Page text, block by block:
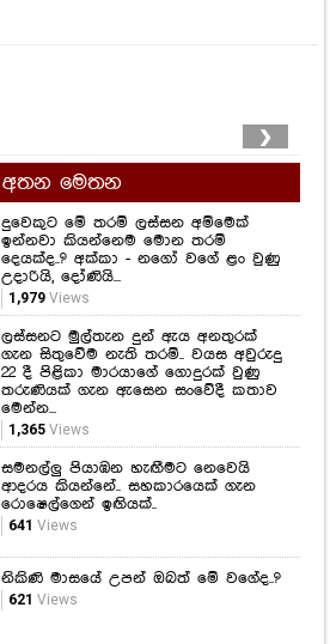
❯
අතන මෙතන
දුවෙකුට මේ තරම් ලස්සන අම්මෙක්
ඉන්නවා කියන්නෙම මොන තරම්
දෙයක්ද..? අක්කා - නගෝ වගේ ළං වුණු
උදාරියි, දෝණියි...
1,979Views
ලස්සනට මුල්තැන දුන් ඇය අනතුරක්
ගැන සිතුවේම නැති තරම්.. වයස අවුරුදු
22 දී පිළිකා මාරයාගේ ගොදුරක් වුණු
තරුණියක් ගැන ඇසෙන සංවේදී කතාව
සමනල්ලු පියාඹන හැඟීමට නෙවෙයි